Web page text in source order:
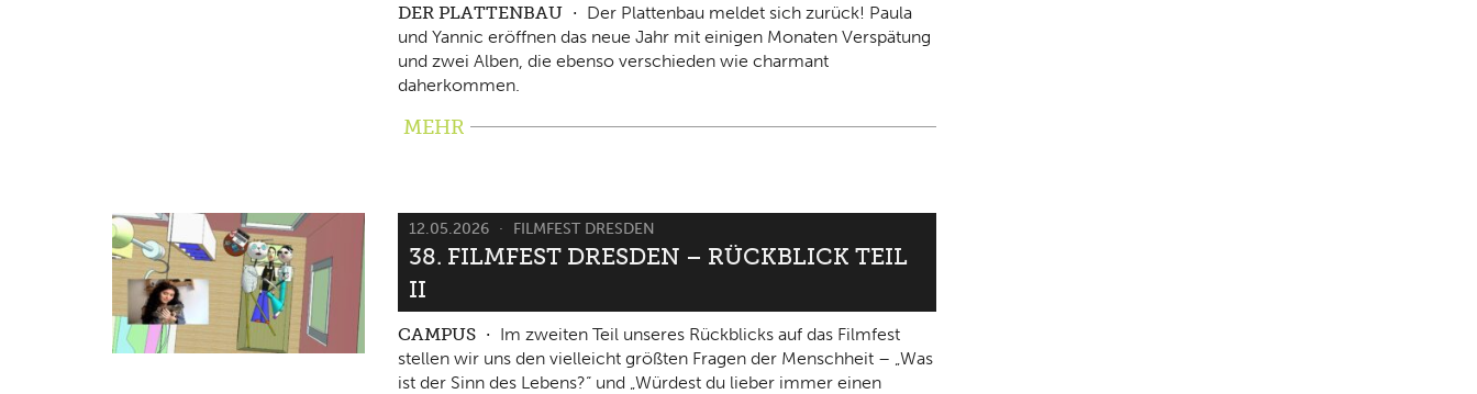
DER PLATTENBAU
Der Plattenbau meldet sich zurück! Paula
und Yannic eröffnen das neue Jahr mit einigen Monaten Verspätung
und zwei Alben, die ebenso verschieden wie charmant
daherkommen.
MEHR
12.05.2026 FILMFEST DRESDEN
38. FILMFEST DRESDEN – RÜCKBLICK TEIL
II
CAMPUS
Im zweiten Teil unseres Rückblicks auf das Filmfest
stellen wir uns den vielleicht größten Fragen der Menschheit – „Was
ist der Sinn des Lebens?“ und „Würdest du lieber immer einen